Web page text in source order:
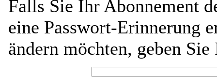
Falls Sie Ihr Abonnement
eine Passwort-Erinnerung
ändern möchten, geben